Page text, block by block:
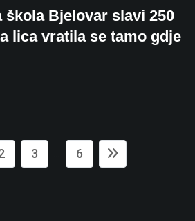
škola Bjelovar slavi 250
lica vratila se tamo gdje
3 ... 6